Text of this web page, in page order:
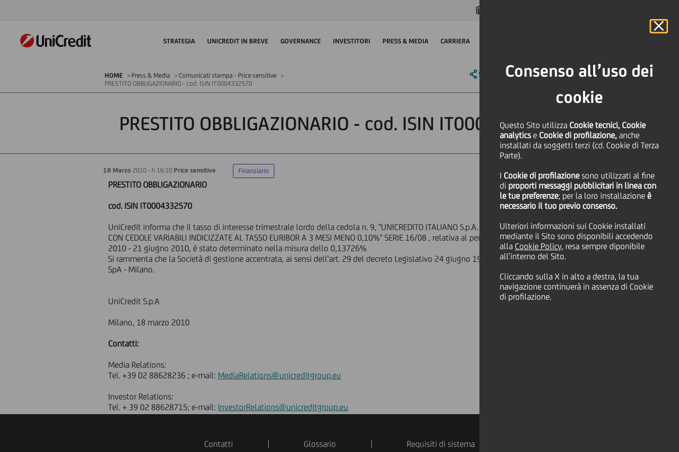
Consenso all’uso dei
cookie
Questo Sito utilizza Cookie tecnici, Cookie
analyticse Cookie di profilazione, anche
installati da soggetti terzi (cd. Cookie di Terza
Parte).
I Cookie di profilazione sono utilizzati al fine
di proporti messaggi pubblicitari in linea con
le tue preferenze; per la loro installazione è
necessario il tuo previo consenso.
Ulteriori informazioni sui Cookie installati
mediante il Sito sono disponibili accedendo
alla Cookie Policy, resa sempre diponibile
all’interno del Sito.
Cliccando sulla X in alto a destra, la tua
navigazione continuerà in assenza di Cookie
di profilazione.
STRATEGIA UNICREDIT IN BREVE GOVERNANCE INVESTITORI PRESS & MEDIA CARRIERA
HOME Press & Media
Comunicati stampa - Price sensitive
PRESTITO OBBLIGAZIONARIO - cod. ISIN IT0004332570
SHARE PRINT SEND
PRESTITO OBBLIGAZIONARIO - cod. ISIN IT0004332570
18 Marzo 2010 - h 16:10 Price sensitive Finanziario
PRESTITO OBBLIGAZIONARIO
cod. ISIN IT0004332570
UniCredit informa che il tasso di interesse trimestrale lordo della cedola n. 9, "UNICREDITO ITALIANO S.p.A. 2008/2011 OBBLIGAZIONI
CON CEDOLE VARIABILI INDICIZZATE AL TASSO EURIBOR A 3 MESI MENO 0,10%" SERIE 16/08 , relativa al periodo di godimento 22 marzo
2010 - 21 giugno 2010, è stato determinato nella misura dello 0,13726%
Si rammenta che la Società di gestione accentrata, ai sensi dell'art. 29 del decreto Legislativo 24 giugno 1998, n° 213, è Monte Titoli
SpA - Milano.
UniCredit S.p.A
Milano, 18 marzo 2010
Contatti:
Media Relations:
Tel. +39 02 88628236 ; e-mail: MediaRelations@unicreditgroup.eu
Investor Relations:
Tel. + 39 02 88628715; e-mail: InvestorRelations@unicreditgroup.eu
Contatti Glossario Requisiti di sistema